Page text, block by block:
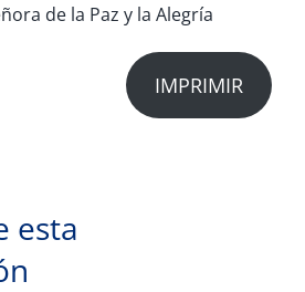
de la Paz y la Alegría
IMPRIMIR
esta